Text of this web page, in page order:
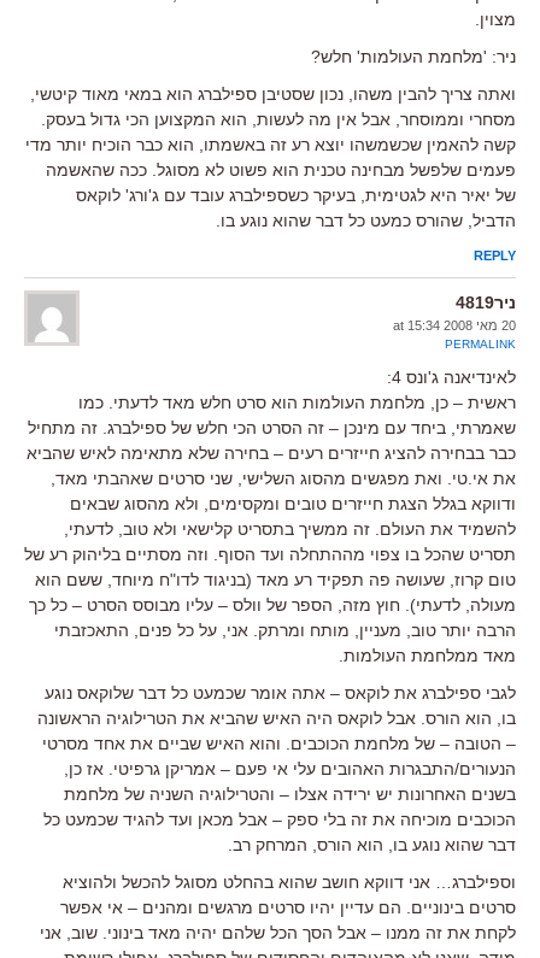
מצוין.
ניר: 'מלחמת העולמות' חלש?
ואתה צריך להבין משהו, נכון שסטיבן ספילברג הוא במאי מאוד קיטשי,
מסחרי וממוסחר, אבל אין מה לעשות, הוא המקצוען הכי גדול בעסק.
קשה להאמין שכשמשהו יוצא רע זה באשמתו, הוא כבר הוכיח יותר מדי
פעמים שלפשל מבחינה טכנית הוא פשוט לא מסוגל. ככה שהאשמה
של יאיר היא לגטימית, בעיקר כשספילברג עובד עם ג'ורג' לוקאס
הדביל, שהורס כמעט כל דבר שהוא נוגע בו.
REPLY
ניר4819
20 מאי 2008 at 15:34
PERMALINK
לאינדיאנה ג'ונס 4:
ראשית – כן, מלחמת העולמות הוא סרט חלש מאד לדעתי. כמו
שאמרתי, ביחד עם מינכן – זה הסרט הכי חלש של ספילברג. זה מתחיל
כבר בבחירה להציג חייזרים רעים – בחירה שלא מתאימה לאיש שהביא
את אי.טי. ואת מפגשים מהסוג השלישי, שני סרטים שאהבתי מאד,
ודווקא בגלל הצגת חייזרים טובים ומקסימים, ולא מהסוג שבאים
להשמיד את העולם. זה ממשיך בתסריט קלישאי ולא טוב, לדעתי,
תסריט שהכל בו צפוי מההתחלה ועד הסוף. וזה מסתיים בליהוק רע של
טום קרוז, שעושה פה תפקיד רע מאד (בניגוד לדו"ח מיוחד, ששם הוא
מעולה, לדעתי). חוץ מזה, הספר של וולס – עליו מבוסס הסרט – כל כך
הרבה יותר טוב, מעניין, מותח ומרתק. אני, על כל פנים, התאכזבתי
מאד ממלחמת העולמות.
לגבי ספילברג את לוקאס – אתה אומר שכמעט כל דבר שלוקאס נוגע
בו, הוא הורס. אבל לוקאס היה האיש שהביא את הטרילוגיה הראשונה
– הטובה – של מלחמת הכוכבים. והוא האיש שביים את אחד מסרטי
הנעורים/התבגרות האהובים עלי אי פעם – אמריקן גרפיטי. אז כן,
בשנים האחרונות יש ירידה אצלו – והטרילוגיה השניה של מלחמת
הכוכבים מוכיחה את זה בלי ספק – אבל מכאן ועד להגיד שכמעט כל
דבר שהוא נוגע בו, הוא הורס, המרחק רב.
וספילברג… אני דווקא חושב שהוא בהחלט מסוגל להכשל ולהוציא
סרטים בינוניים. הם עדיין יהיו סרטים מרגשים ומהנים – אי אפשר
לקחת את זה ממנו – אבל הסך הכל שלהם יהיה מאד בינוני. שוב, אני